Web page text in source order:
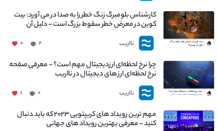
کارشناس بلومبرگ زنگ خطر را به صدا در می آورد: بیت
کوین در معرض خطر سقوط بزرگ است - دلیل آن
چیست؟
نااریب ۲ ۰
چرا نرخ لحظه‌ای ارزدیجیتال مهم است؟ - معرفی صفحه
نرخ لحظه‌ای ارز های دیجیتال در نااریب
نااریب ۰ ۱
مهم ترین رویداد های کریپتویی ۲۰۲۳ که باید دنبال
کنید – معرفی بهترین رویداد های جهانی